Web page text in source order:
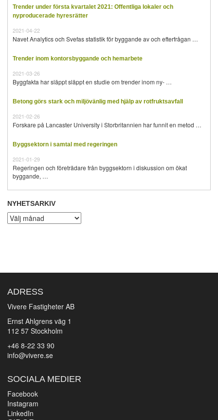
Trender under första kvartalet 2021: Offentliga lokaler och
nyproducerade hyresrätter
2021-04-22
Navet Analytics och Svefas statistik för byggande av och efterfrågan …
Trender inom kontorsbyggande och hemarbete
2021-03-26
Byggfakta har släppt släppt en studie om trender inom ny- …
Betong görs stark och miljövänlig med hjälp av rotfruktsavfall
2021-02-26
Forskare på Lancaster University i Storbritannien har funnit en metod …
Byggsektorn i samtal med regeringen
2021-01-29
Regeringen och företrädare från byggsektorn i diskussion om ökat
byggande, …
NYHETSARKIV
Nyhetsarkiv
ADRESS
Vivere Fastigheter AB
Ernst Ahlgrens väg 1
112 57 Stockholm
+46 8-22 33 90
info@vivere.se
SOCIALA MEDIER
Facebook
Instagram
LinkedIn